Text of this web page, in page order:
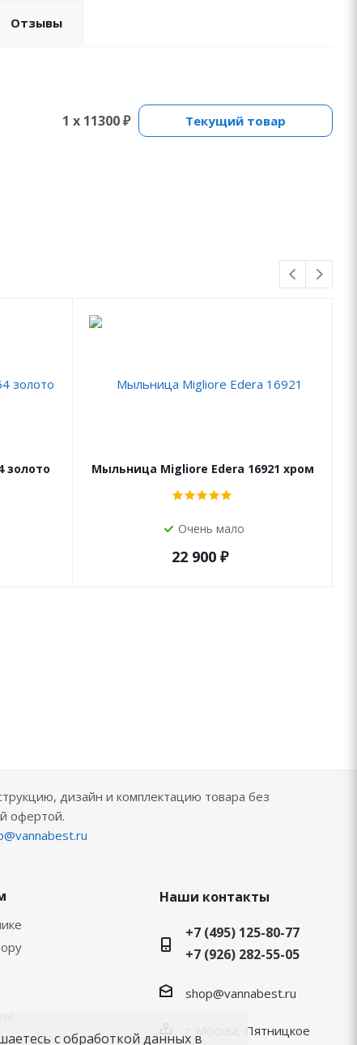
Отзывы
1 x 11300 ₽ Текущий товар
золото Мыльница Migliore Edera 16921 хром
Очень мало
22 900 ₽
дизайн и комплектацию товара без
офертой.
Наши контакты
+7 (495) 125-80-77
+7 (926) 282-55-05
shop@vannabest.ru
г. Москва, Пятницкое
с обработкой данных в